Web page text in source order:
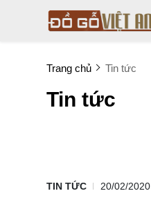
Trang chủ Tin tức
Tin tức
TIN TỨC 20/02/2020